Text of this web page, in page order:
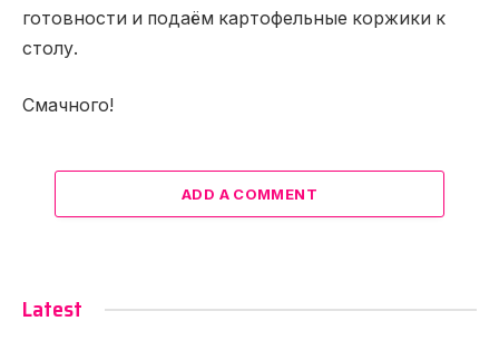
готовности и подаём картофельные коржики к
столу.
Смачного!
ADD A COMMENT
Latest